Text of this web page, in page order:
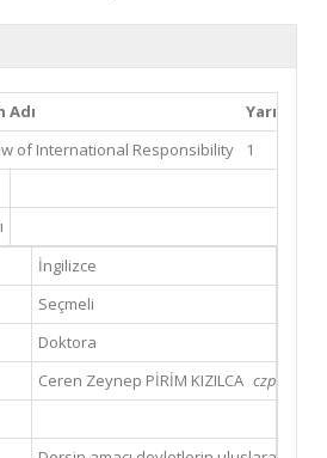
Adı Yarıyıl
of International Responsibility 1
İngilizce
Seçmeli
Doktora
Ceren Zeynep PİRİM KIZILCA